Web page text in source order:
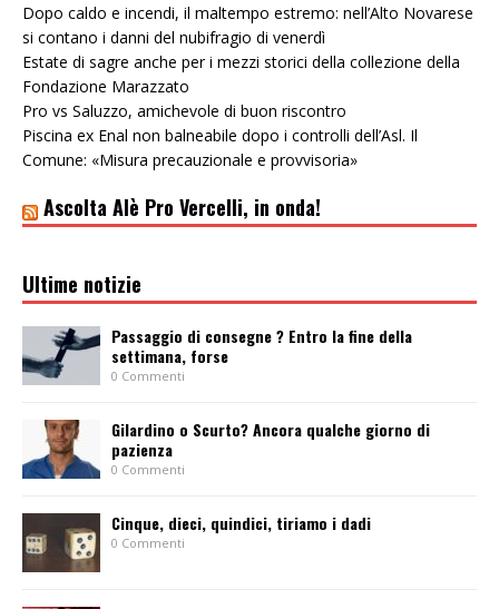
Dopo caldo e incendi, il maltempo estremo: nell’Alto Novarese
si contano i danni del nubifragio di venerdì
Estate di sagre anche per i mezzi storici della collezione della
Fondazione Marazzato
Pro vs Saluzzo, amichevole di buon riscontro
Piscina ex Enal non balneabile dopo i controlli dell’Asl. Il
Comune: «Misura precauzionale e provvisoria»
Ascolta Alè Pro Vercelli, in onda!
Ultime notizie
Passaggio di consegne ? Entro la fine della
settimana, forse
0 Commenti
Gilardino o Scurto? Ancora qualche giorno di
pazienza
0 Commenti
Cinque, dieci, quindici, tiriamo i dadi
0 Commenti